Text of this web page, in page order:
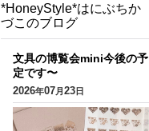
*HoneyStyle*はにぶちか
づこのブログ
文具の博覧会mini今後の予
定です〜
2026年07月23日